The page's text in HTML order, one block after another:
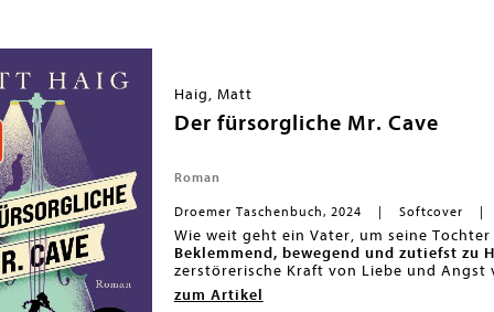
Haig, Matt
Der fürsorgliche Mr. Cave
Roman
Droemer Taschenbuch, 2024 Softcover
Wie weit geht ein Vater, um seine
Beklemmend, bewegend und zutiefst zu
zerstörerische Kraft von Liebe und Angst
Mitternachtsbibliothek'.
Drei Mal schon musste
-
zum Artikel